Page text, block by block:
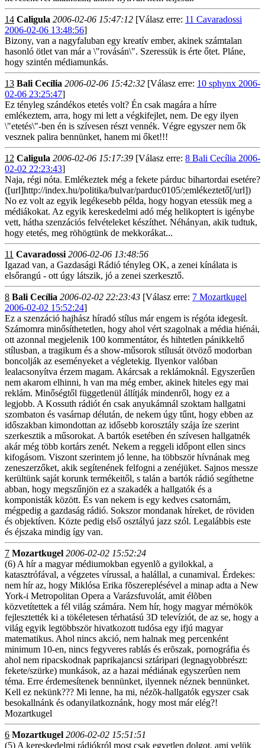
14 Caligula 2006-02-06 15:47:12 [Válasz erre: 11 Cavaradossi
2006-02-06 13:48:56]
Bizony, van a nagyfaluban egy kreatív ember, akinek számtalan
hasonló ötlet van már a \"rovásán\". Szeressük is érte őtet. Pláne,
hogy szintén médiamunkás.
13 Bali Cecília 2006-02-06 15:42:32 [Válasz erre: 10 sphynx 2006-
02-06 23:25:47]
Ez tényleg szándékos etetés volt? Én csak magára a hírre
emlékeztem, arra, hogy mi lett a végkifejlet, nem. De egy ilyen
\"etetés\"-ben én is szívesen részt vennék. Végre egyszer nem ők
vesznek palira bennünket, hanem mi őket!!!
12 Caligula 2006-02-06 15:17:39 [Válasz erre: 8 Bali Cecília 2006-
02-02 22:23:43]
Naja, régi nóta. Emlékeztek még a fekete párduc bihartordai esetére?
([url]http://index.hu/politika/bulvar/parduc0105/;emlékeztető[/url])
No ez volt az egyik legékesebb példa, hogy hogyan etessük meg a
médiákokat. Az egyik kereskedelmi adó még helikoptert is igénybe
vett, hátha szenzációs felvételeket készíthet. Néhányan, akik tudtuk,
hogy etetés, meg röhögtünk de mekkorákat...
11 Cavaradossi 2006-02-06 13:48:56
Igazad van, a Gazdasági Rádió tényleg OK, a zenei kínálata is
elsőrangú - ott úgy látszik, jó a zenei szerkesztő.
8 Bali Cecília 2006-02-02 22:23:43 [Válasz erre: 7 Mozartkugel
2006-02-02 15:52:24]
Ez a szenzáció hajhász híradó stílus már engem is régóta idegesít.
Számomra minősíthetetlen, hogy ahol vért szagolnak a média hiénái,
ott azonnal megjelenik 100 kommentátor, és hihtetlen pánikkeltő
stílusban, a tragikum és a show-műsorok stílusát ötvöző modorban
boncolják az eseményeket a végletekig. Ilyenkor valóban
lealacsonyítva érzem magam. Akárcsak a reklámoknál. Egyszerűen
nem akarom elhinni, h van ma még ember, akinek hiteles egy mai
reklám. Minőségtől függetlenül állítják mindenről, hogy ez a
legjobb. A Kossuth rádiót én csak anyukámnál szoktam hallgatni
szombaton és vasárnap délután, de nekem úgy tűnt, hogy ebben az
időszakban kimondottan az idősebb korosztály szája íze szerint
szerkesztik a műsorokat. A bartók esetében én szívesen hallgatnék
akár még több kortárs zenét. Nekem a reggeli időpont ellen sincs
kifogásom. Viszont szerintem jó lenne, ha többször hívnának meg
zeneszerzőket, akik segítenének felfogni a zenéjüket. Sajnos messze
kerültünk saját korunk termékeitől, s talán a bartók rádió segíthetne
abban, hogy megszűnjön ez a szakadék a hallgatók és a
komponisták között. És van nekem is egy kedves csatornám,
mégpedig a gazdaság rádió. Sokszor mondanak híreket, de röviden
és objektíven. Közte pedig első osztályú jazz szól. Legalábbis este
és éjszaka mindig így van.
7 Mozartkugel 2006-02-02 15:52:24
(6) A hír a magyar médiumokban egyenlõ a gyilokkal, a
katasztrófával, a végzetes vírussal, a halállal, a cunamival. Érdekes:
nem hír az, hogy Miklósa Erika fõszereplésével a minap adta a New
York-i Metropolitan Opera a Varázsfuvolát, amit élõben
közvetítettek a fél világ számára. Nem hír, hogy magyar mérnökök
fejlesztették ki a tökéletesen térhatású 3D televíziót, de az se, hogy a
világ egyik legtöbbször hivatkozott tudósa egy ifjú magyar
matematikus. Ahol nincs akció, nem halnak meg percenként
minimum 10-en, nincs fegyveres rablás és erõszak, pornográfia és
ahol nem ripacskodnak paprikajancsi sztáripari (legnagyobbrészt:
fekete/szürke) munkások, az a hazai médiának egyszerûen nem
téma. Erre érdemesítenek bennünket, ilyennek néznek bennünket.
Kell ez nekünk??? Mi lenne, ha mi, nézõk-hallgatók egyszer csak
besokallnánk és odanyilatkoznánk, hogy most már elég?!
Mozartkugel
6 Mozartkugel 2006-02-02 15:51:51
(5) A kereskedelmi rádiókról most csak egyetlen dolgot, ami velük